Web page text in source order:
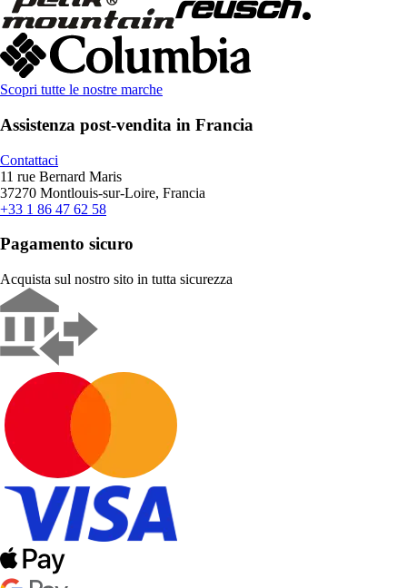
Scopri tutte le nostre marche
Assistenza post-vendita in Francia
Contattaci
11 rue Bernard Maris
37270 Montlouis-sur-Loire, Francia
+33 1 86 47 62 58
Pagamento sicuro
Acquista sul nostro sito in tutta sicurezza